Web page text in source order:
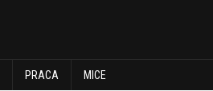
PRACA MICE